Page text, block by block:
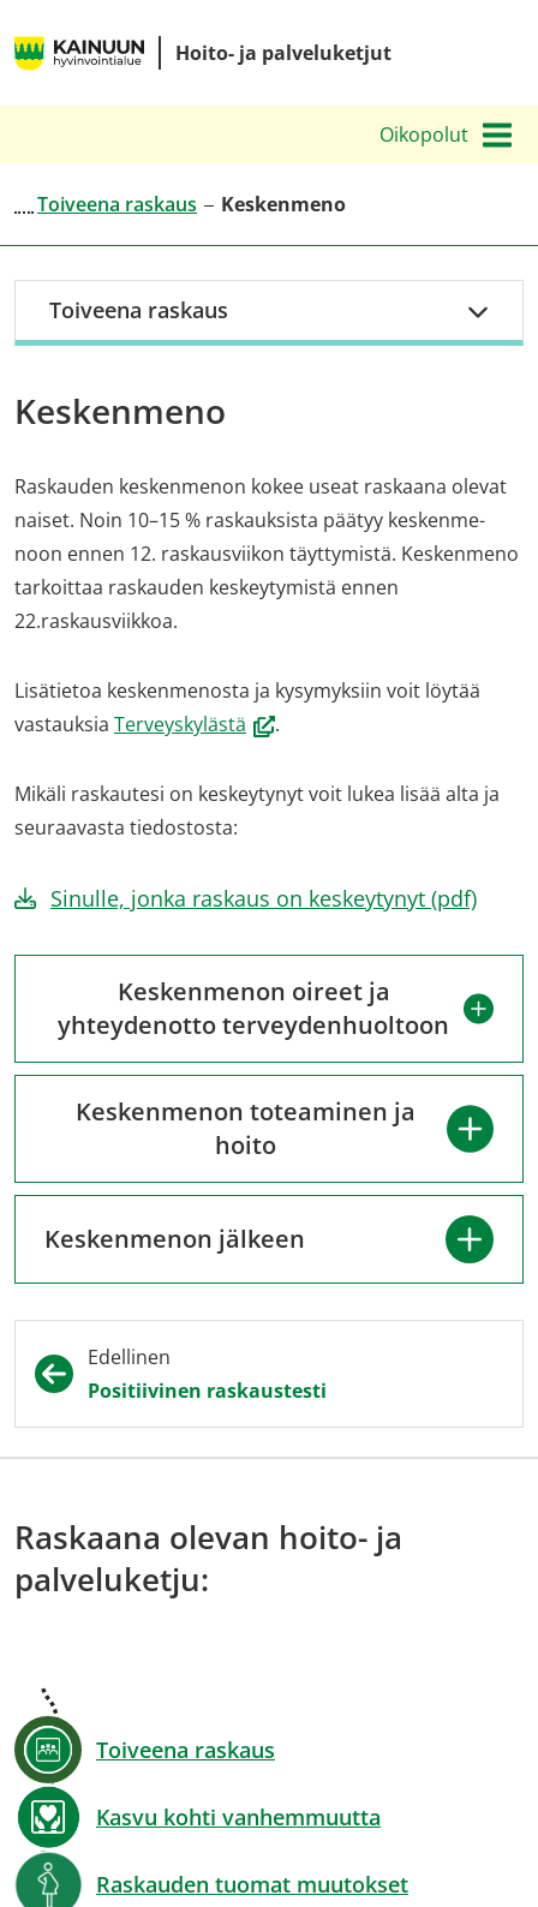
sisältöön
Oikopolut
Kainuun
Hoito- ja palveluketjut
Toiveena raskaus Keskenmeno
Toiveena raskaus
Keskenmeno
Raskauden keskenmenon kokee useat raskaana olevat
naiset. Noin 10–15 % ras­kauk­sis­ta pää­tyy kes­ken­me­
noon en­nen 12. ras­kaus­vii­kon täyt­ty­mis­tä. Keskenmeno
tarkoittaa raskauden keskeytymistä ennen
22.raskausviikkoa.
Lisätietoa keskenmenosta ja kysymyksiin voit löytää
vastauksia Terveyskylästä (avautuu
ikkunaan,
palveluun)
.
Mikäli raskautesi on keskeytynyt voit lukea lisää alta ja
seuraavasta tiedostosta:
Sinulle, jonka raskaus on keskeytynyt (pdf)
Keskenmenon oireet ja
yhteydenotto terveydenhuoltoon
Keskenmenon toteaminen ja
hoito
Keskenmenon jälkeen
Edellinen
Positiivinen raskaustesti
Raskaana olevan hoito- ja
palveluketju:
Toiveena raskaus
Kasvu kohti vanhemmuutta
Raskauden tuomat muutokset